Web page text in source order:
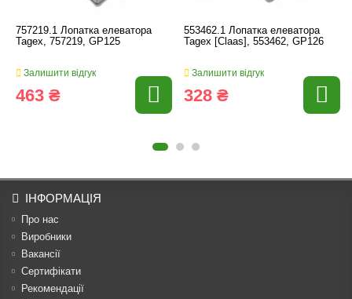
757219.1 Лопатка елеватора
Tagex, 757219, GP125
Залишити відгук
463 ₴
553462.1 Лопатка елеватора
Tagex [Claas], 553462, GP126
Залишити відгук
328 ₴
ІНФОРМАЦІЯ
Про нас
Виробники
Вакансії
Сертифікати
Рекомендації